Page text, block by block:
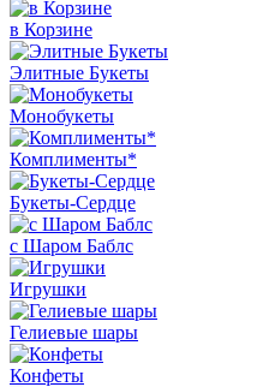
в Корзине
Элитные Букеты
Монобукеты
Комплименты*
Букеты-Сердце
с Шаром Баблс
Игрушки
Гелиевые шары
Конфеты